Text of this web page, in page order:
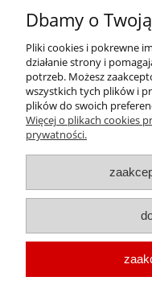
| Platforma
Oleje przemysłowe | Smary
prowadnic | Smar Fuchs
Dbamy o
Pliki cookies i pokrewne
działanie strony i
potrzeb. Możesz
wszystkich tych plików i
plików do swoich
Więcej o plikach cookies
prywatności.